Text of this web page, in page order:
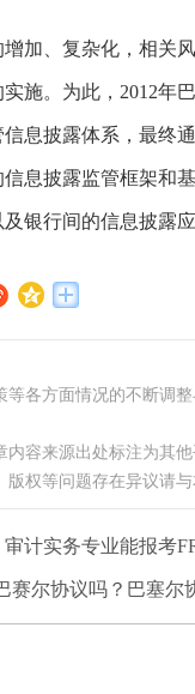
加、复杂化，相关
施。为此，2012年
息披露体系，最终
息披露监管框架和
银行间的信息披露应
等各方面情况的不断调
内容来源出处标注为其
版权等问题存在异议请
计实务专业能报考
赛尔协议吗？巴塞尔